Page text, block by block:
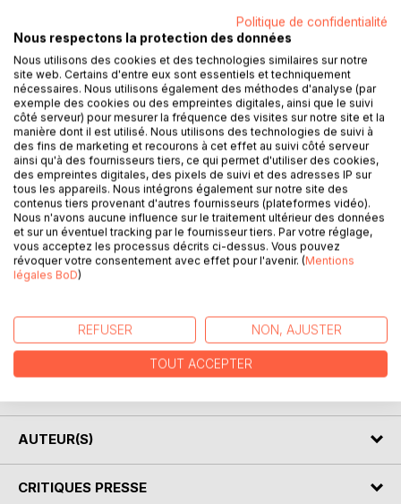
DESCRIPTION
48 photos dont 44 en couleurs, prises avec un Leica au
cours de promenades d'un photographe amateur entre
1965 et 1985 dans les campagnes françaises (en
Auvergne, dans le Sud-Ouest, les Alpes, la Vendée).
Clichés (souvent au téléobjectif) représentant
majoritairement des insectes et des fleurs, mais aussi des
champignons à aspect floral, des araignées et des
gastéropodes.
Intérêt esthétique et documentaire (certaines espèces qui
étaient encore courantes dans les années 1965-85 sont
aujourd'hui menacées, comme le scarabée pique-prune),
du végétal et de l'animal, saisi dans son milieu naturel, et
aussi témoignage des regards croisés entre le
photographe et les insectes représentés : la mante
religieuse, le carabe doré, et le Rhagium sycophanta
AUTEUR(S)
CRITIQUES PRESSE
Politique de confidentialité
Nous respectons la protection des données
Nous utilisons des cookies et des technologies similaires sur notre
site web. Certains d'entre eux sont essentiels et techniquement
nécessaires. Nous utilisons également des méthodes d'analyse (par
exemple des cookies ou des empreintes digitales, ainsi que le suivi
côté serveur) pour mesurer la fréquence des visites sur notre site et la
manière dont il est utilisé. Nous utilisons des technologies de suivi à
des fins de marketing et recourons à cet effet au suivi côté serveur
ainsi qu'à des fournisseurs tiers, ce qui permet d'utiliser des cookies,
des empreintes digitales, des pixels de suivi et des adresses IP sur
tous les appareils. Nous intégrons également sur notre site des
contenus tiers provenant d'autres fournisseurs (plateformes vidéo).
Nous n'avons aucune influence sur le traitement ultérieur des données
et sur un éventuel tracking par le fournisseur tiers. Par votre réglage,
vous acceptez les processus décrits ci-dessus. Vous pouvez
révoquer votre consentement avec effet pour l'avenir. (Mentions
légales BoD)
REFUSER NON, AJUSTER
TOUT ACCEPTER